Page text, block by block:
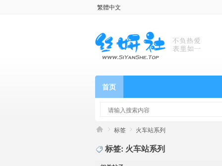
繁體中文
首页
标签 火车站系列
标签: 火车站系列